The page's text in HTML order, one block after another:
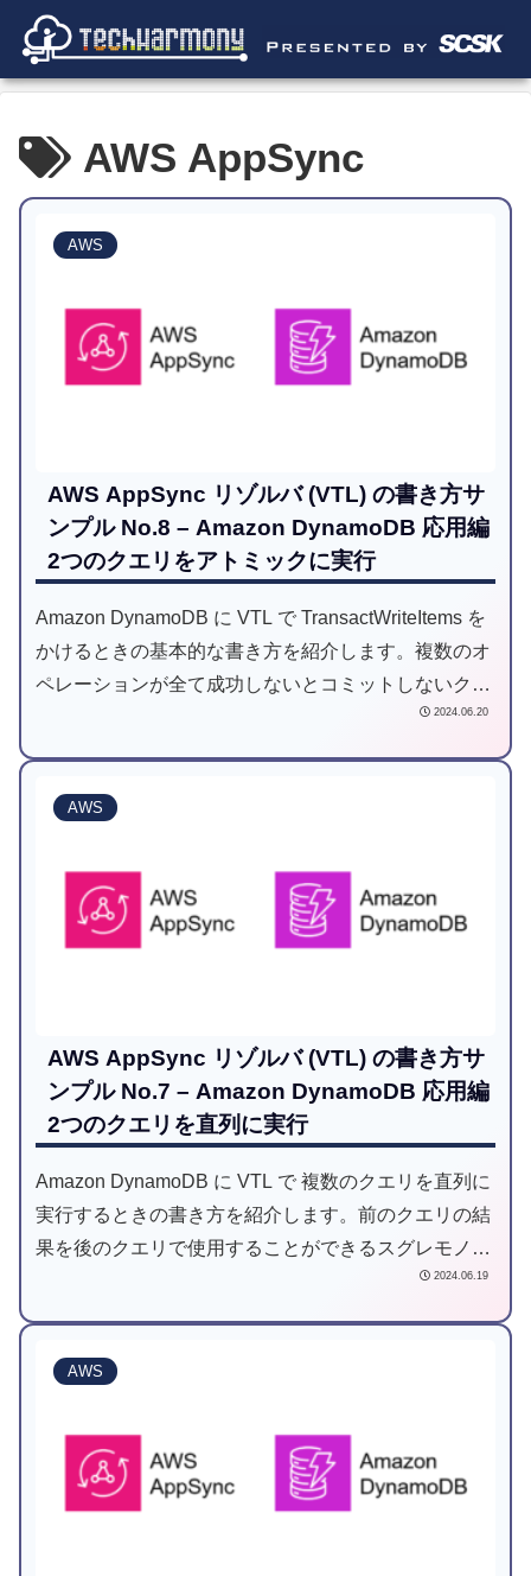
AWS AppSync
AWS
AWS AppSync リゾルバ (VTL) の書き方サ
ンプル No.8 – Amazon DynamoDB 応用編
2つのクエリをアトミックに実行
Amazon DynamoDB に VTL で TransactWriteItems を
かけるときの基本的な書き方を紹介します。複数のオ
ペレーションが全て成功しないとコミットしないクエ
2024.06.20
AWS
AWS AppSync リゾルバ (VTL) の書き方サ
ンプル No.7 – Amazon DynamoDB 応用編
2つのクエリを直列に実行
Amazon DynamoDB に VTL で 複数のクエリを直列に
実行するときの書き方を紹介します。前のクエリの結
果を後のクエリで使用することができるスグレモノで
2024.06.19
AWS